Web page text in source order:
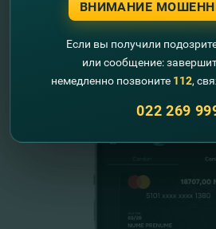
FinComPay
ВНИМАНИЕ
Если вы получили
или сообщение:
немедленно позвоните 112,
022 269